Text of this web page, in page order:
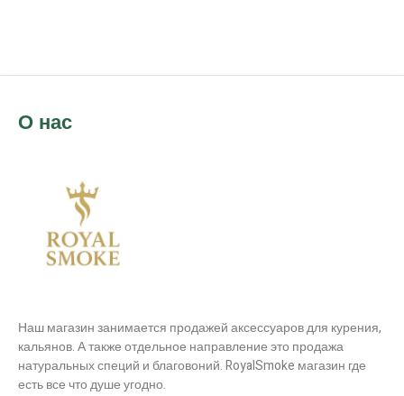
О нас
Наш магазин занимается продажей аксессуаров для курения,
кальянов. А также отдельное направление это продажа
натуральных специй и благовоний. RoyalSmoke магазин где
есть все что душе угодно.